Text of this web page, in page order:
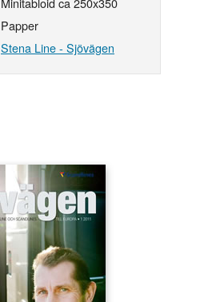
Papper
Stena Line - Sjövägen